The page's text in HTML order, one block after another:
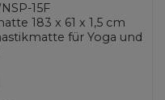
15F
183 x 61 x 1,5 cm
für Yoga und